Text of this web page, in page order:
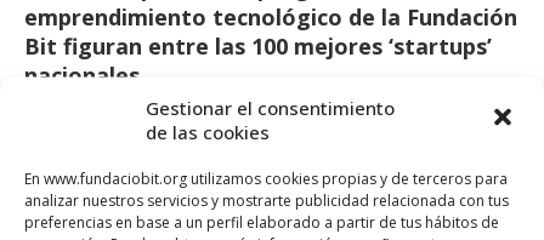
Gestionar el consentimiento
de las cookies
En www.fundaciobit.org utilizamos cookies propias y de terceros para
analizar nuestros servicios y mostrarte publicidad relacionada con tus
preferencias en base a un perfil elaborado a partir de tus hábitos de
emprendimiento tecnológico de la Fundación
Bit figuran entre las 100 mejores ‘startups’
nacionales
diciembre 18, 2024
Tecnológicos de España (APTE) reúne a las 100 startups más
…